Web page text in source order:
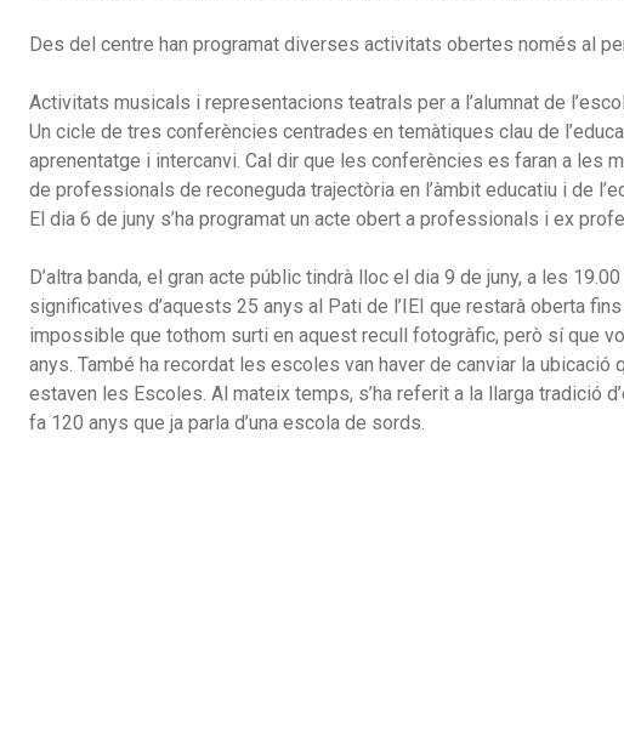
Des del centre han programat diverses activitats obertes només al
Activitats musicals i representacions teatrals per a l’alumnat de
Un cicle de tres conferències centrades en temàtiques clau de
aprenentatge i intercanvi. Cal dir que les conferències es faran a les
de professionals de reconeguda trajectòria en l’àmbit educatiu i de
El dia 6 de juny s’ha programat un acte obert a professionals i ex
D’altra banda, el gran acte públic tindrà lloc el dia 9 de juny, a les
significatives d’aquests 25 anys al Pati de l’IEI que restarà oberta
impossible que tothom surti en aquest recull fotogràfic, però sí que
anys. També ha recordat les escoles van haver de canviar la
estaven les Escoles. Al mateix temps, s’ha referit a la llarga tradició
fa 120 anys que ja parla d’una escola de sords.